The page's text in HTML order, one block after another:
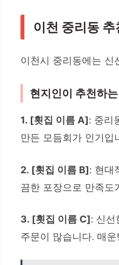
이천 중리동
이천시 중리동에는 신
현지인이 추천하
1. [횟집 이름 A]: 중리
만든 모듬회가 인기
2. [횟집 이름 B]: 현대
끔한 포장으로 만족도
3. [횟집 이름 C]: 신선
주문이 많습니다. 매